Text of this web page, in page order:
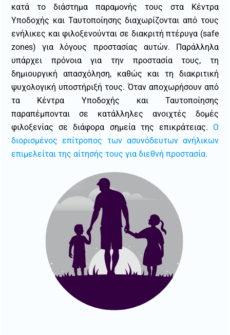
κατά το διάστημα παραμονής τους στα Κέντρα
Υποδοχής και Ταυτοποίησης διαχωρίζονται από τους
ενήλικες και φιλοξενούνται σε διακριτή πτέρυγα (safe
zones) για λόγους προστασίας αυτών. Παράλληλα
υπάρχει πρόνοια για την προστασία τους, τη
δημιουργική απασχόληση, καθώς και τη διακριτική
ψυχολογική υποστήριξή τους. Όταν αποχωρήσουν από
τα Κέντρα Υποδοχής και Ταυτοποίησης
παραπέμπονται σε κατάλληλες ανοιχτές δομές
φιλοξενίας σε διάφορα σημεία της επικράτειας. Ο
διορισμένος επίτροπος των ασυνόδευτων ανήλικων
επιμελείται της αίτησής τους για διεθνή προστασία.